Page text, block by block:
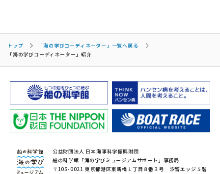
トップ
「海の学びコーディネーター」一覧へ戻る
「海の学びコーディネーター」紹介
公益財団法人 日本海事科学振興財団
船の科学館「海の学びミュージアムサポート」事務局
〒105-0021 東京都港区東新橋１丁目８番３号 汐留エッジ５階